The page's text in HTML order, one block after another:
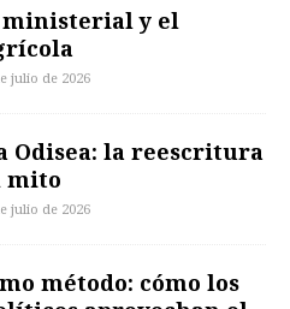
y el
julio de 2026
Odisea: la reescritura
mito
julio de 2026
método: cómo los